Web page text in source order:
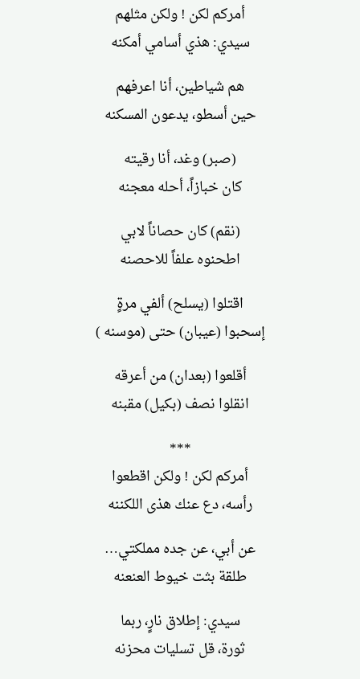
أمركم لكن ! ولكن مثلهم
سيدي: هذي أسامي أمكنه
هم شياطين، أنا اعرفهم
حين أسطو، يدعون المسكنه
(صبر) وغد، أنا رقيته
كان خبازاً، أحله معجنه
(نقم) كان حصاناً لابي
اطحنوه علفاً للاحصنه
اقتلوا (يسلح) ألفي مرةٍ
إسحبوا (عيبان) حتى (موسنه )
أقلعوا (بعدان) من أعرقه
انقلوا نصف (بكيل) مقبنه
***
أمركم لكن ! ولكن اقطعوا
رأسه، دع عنك هذى اللكننه
عن أبي، عن جده مملكتي…
طلقة بثت خيوط العنعنه
سيدي: إطلاق نارٍ، ربما
ثورة، قل تسليات محزنه